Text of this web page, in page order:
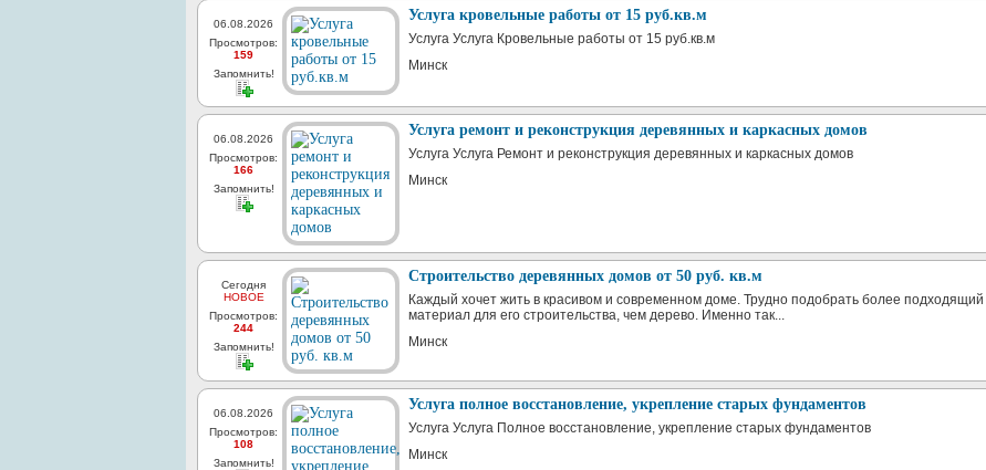
06.08.2026
Просмотров:
159
Запомнить!
Услуга кровельные работы от 15 руб.кв.м
Услуга Услуга Кровельные работы от 15 руб.кв.м
Минск
06.08.2026
Просмотров:
166
Запомнить!
Услуга ремонт и реконструкция деревянных и каркасных домов
Услуга Услуга Ремонт и реконструкция деревянных и каркасных домов
Минск
Сегодня
НОВОЕ
Просмотров:
244
Запомнить!
Строительство деревянных домов от 50 руб. кв.м
Каждый хочет жить в красивом и современном доме. Трудно подобрать более подходящий
материал для его строительства, чем дерево. Именно так...
Минск
06.08.2026
Просмотров:
108
Запомнить!
Услуга полное восстановление, укрепление старых фундаментов
Услуга Услуга Полное восстановление, укрепление старых фундаментов
Минск